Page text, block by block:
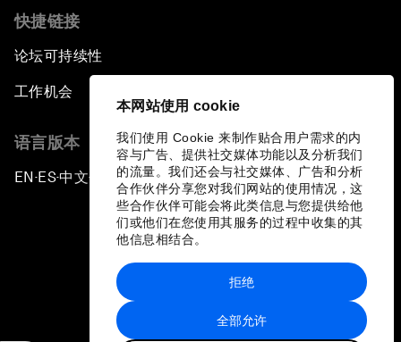
本网站使用 cookie
我们使用 Cookie 来制作贴合用户需求的内
容与广告、提供社交媒体功能以及分析我们
的流量。我们还会与社交媒体、广告和分析
合作伙伴分享您对我们网站的使用情况，这
些合作伙伴可能会将此类信息与您提供给他
们或他们在您使用其服务的过程中收集的其
他信息相结合。
全部允许
拒绝
快捷链接
论坛可持续性
工作机会
语言版本
EN ▪ES▪中文▪ 日本語
站点地图